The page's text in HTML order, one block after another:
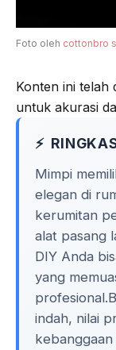
Foto oleh cottonbro
Konten ini telah
untuk akurasi
Mimpi
elegan di
kerumitan
alat pasang
DIY Anda
yang
indah, nilai